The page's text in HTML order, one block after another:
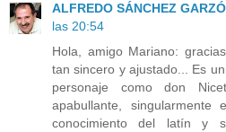
ALFREDO SÁNCHEZ
las 20:54
Hola, amigo Mariano:
tan sincero y ajustado... Es
personaje como don
apabullante,
conocimiento del latín y